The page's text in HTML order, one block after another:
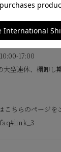
について
1～3営業日以内(
17:00
型連休、棚卸し
ちらのページを